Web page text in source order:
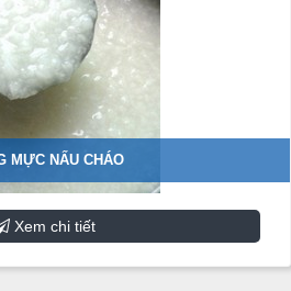
MỰC NẤU CHÁO
Xem chi tiết